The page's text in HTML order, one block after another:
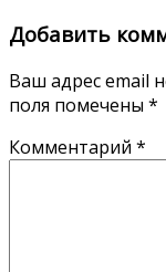
Добавить
Ваш адрес email
поля помечены *
Комментарий *